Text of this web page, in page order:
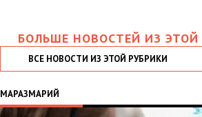
БОЛЬШЕ НОВОСТЕЙ ИЗ ЭТОЙ
ВСЕ НОВОСТИ ИЗ ЭТОЙ РУБРИКИ
МАРАЗМАРИЙ